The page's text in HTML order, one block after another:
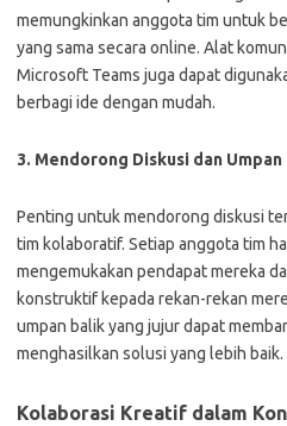
memungkinkan anggota tim untuk
yang sama secara online. Alat
Microsoft Teams juga dapat
berbagi ide dengan mudah.
3. Mendorong Diskusi dan
Penting untuk mendorong diskusi
tim kolaboratif. Setiap anggota tim
mengemukakan pendapat mereka
konstruktif kepada rekan-rekan
umpan balik yang jujur ​​dapat
menghasilkan solusi yang lebih baik.
Kolaborasi Kreatif dalam